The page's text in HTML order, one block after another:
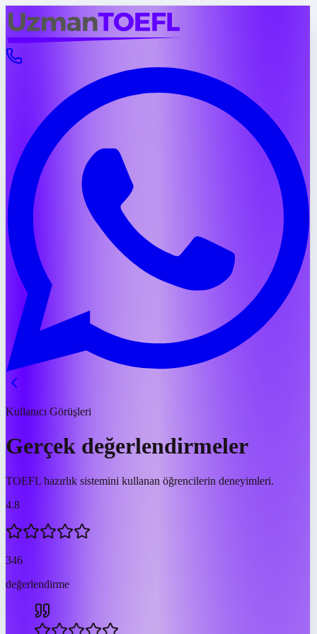
Kullanıcı Görüşleri
Gerçek değerlendirmeler
TOEFL hazırlık sistemini kullanan öğrencilerin deneyimleri.
4.8
346
değerlendirme